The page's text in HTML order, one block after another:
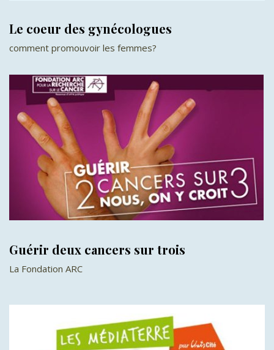
Le coeur des gynécologues
comment promouvoir les femmes?
Guérir deux cancers sur trois
La Fondation ARC